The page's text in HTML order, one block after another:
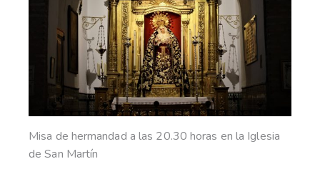
Misa de hermandad a las 20.30 horas en la Iglesia
de San Martín